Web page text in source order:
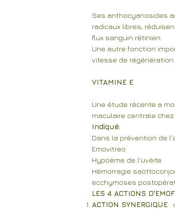
Ses anthocyanosides
radicaux libres,
flux sanguin rétinien.
Une autre fonction
vitesse de
VITAMINE E
Une étude récente a
maculaire centrale
Indiqué:
Dans la prévention de
Emovitreo
Hypoème de l'uvéite
Hémorragie
ecchymoses
LES 4 ACTIONS
ACTION SYNERGIQUE :